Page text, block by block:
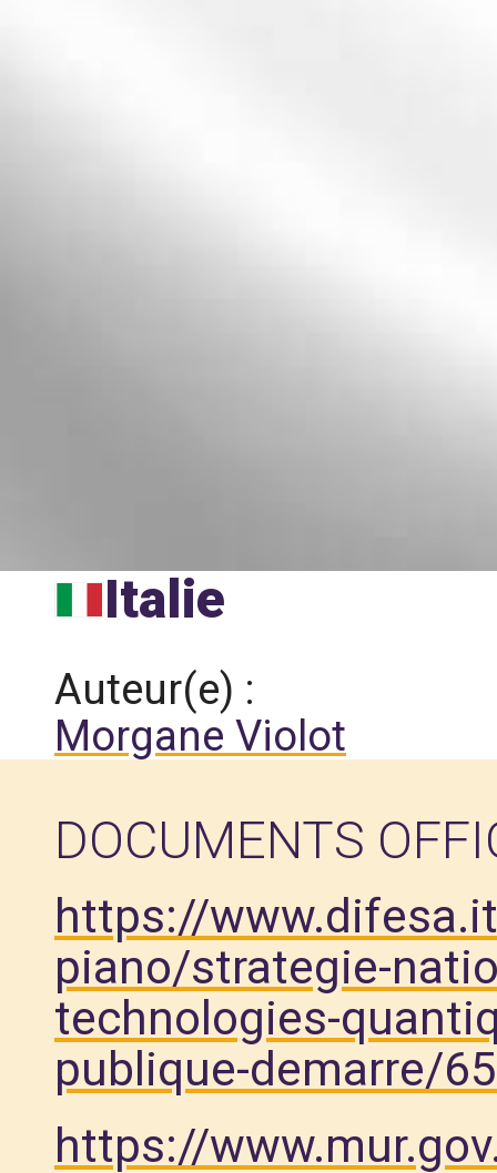
Italie
Auteur(e) :
Morgane Violot
DOCUMENTS
https://
piano/strategie-
technologies-
publique-demarre/
https://